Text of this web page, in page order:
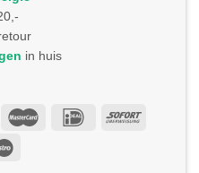
in huis